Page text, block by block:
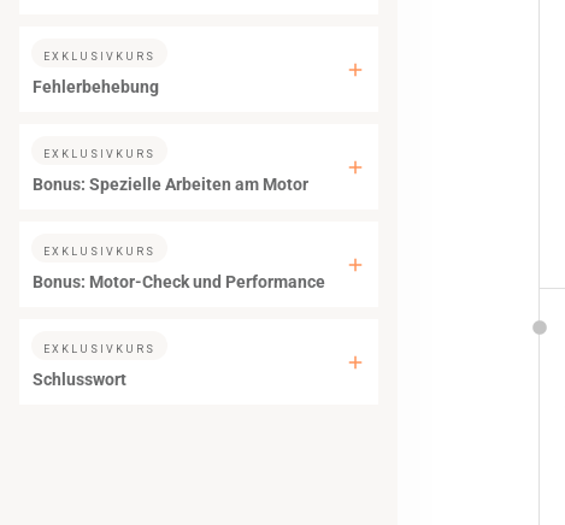
EXKLUSIVKURS
Fehlerbehebung
EXKLUSIVKURS
Bonus: Spezielle Arbeiten am Motor
EXKLUSIVKURS
Bonus: Motor-Check und Performance
EXKLUSIVKURS
Schlusswort